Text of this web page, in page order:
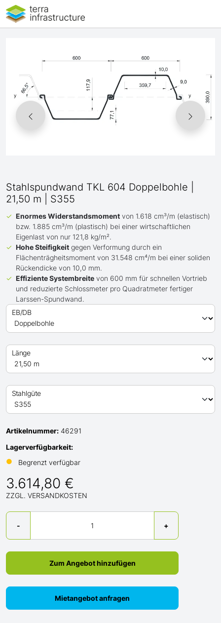
Stahlspundwand TKL 604 Doppelbohle |
21,50 m | S355
Enormes Widerstandsmoment von 1.618 cm³/m (elastisch)
bzw. 1.885 cm³/m (plastisch) bei einer wirtschaftlichen
Eigenlast von nur 121,8 kg/m².
Hohe Steifigkeit gegen Verformung durch ein
Flächenträgheitsmoment von 31.548 cm⁴/m bei einer soliden
Rückendicke von 10,0 mm.
Effiziente Systembreite von 600 mm für schnellen Vortrieb
und reduzierte Schlossmeter pro Quadratmeter fertiger
Larssen-Spundwand.
EB/DB
Länge
Stahlgüte
Artikelnummer: 46291
Lagerverfügbarkeit:
●
Begrenzt verfügbar
3.614,80 €
ZZGL. VERSANDKOSTEN
-
Menge
+
Zum Angebot hinzufügen
Mietangebot anfragen